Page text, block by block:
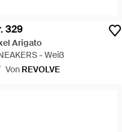
329
Arigato
- Weiß
Von REVOLVE